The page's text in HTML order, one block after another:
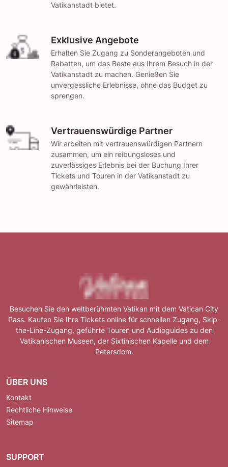
Vatikanstadt bietet.
Exklusive Angebote
Erhalten Sie Zugang zu Sonderangeboten und
Rabatten, um das Beste aus Ihrem Besuch in der
Vatikanstadt zu machen. Genießen Sie
unvergessliche Erlebnisse, ohne das Budget zu
sprengen.
Vertrauenswürdige Partner
Wir arbeiten mit vertrauenswürdigen Partnern
zusammen, um ein reibungsloses und
zuverlässiges Erlebnis bei der Buchung Ihrer
Tickets und Touren in der Vatikanstadt zu
gewährleisten.
Besuchen Sie den weltberühmten Vatikan mit dem Vatican City
Pass. Kaufen Sie Ihre Tickets online für schnellen Zugang, Skip-
the-Line-Zugang, geführte Touren und Audioguides zu den
Vatikanischen Museen, der Sixtinischen Kapelle und dem
Petersdom.
ÜBER UNS
Kontakt
Rechtliche Hinweise
Sitemap
SUPPORT